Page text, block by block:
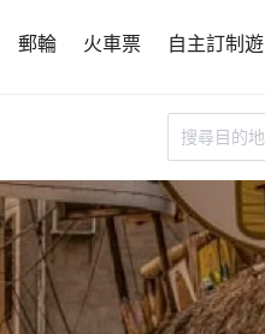
郵輪 火車票 自主訂制遊